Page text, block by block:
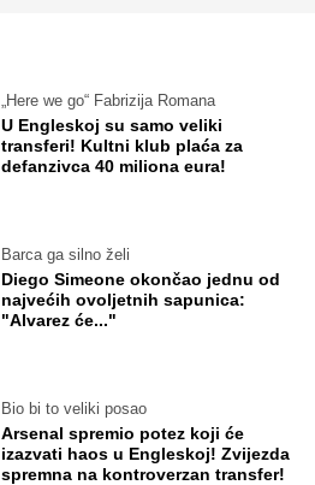
„Here we go“ Fabrizija Romana
U Engleskoj su samo veliki
transferi! Kultni klub plaća za
defanzivca 40 miliona eura!
Barca ga silno želi
Diego Simeone okončao jednu od
najvećih ovoljetnih sapunica:
"Alvarez će..."
Bio bi to veliki posao
Arsenal spremio potez koji će
izazvati haos u Engleskoj! Zvijezda
spremna na kontroverzan transfer!